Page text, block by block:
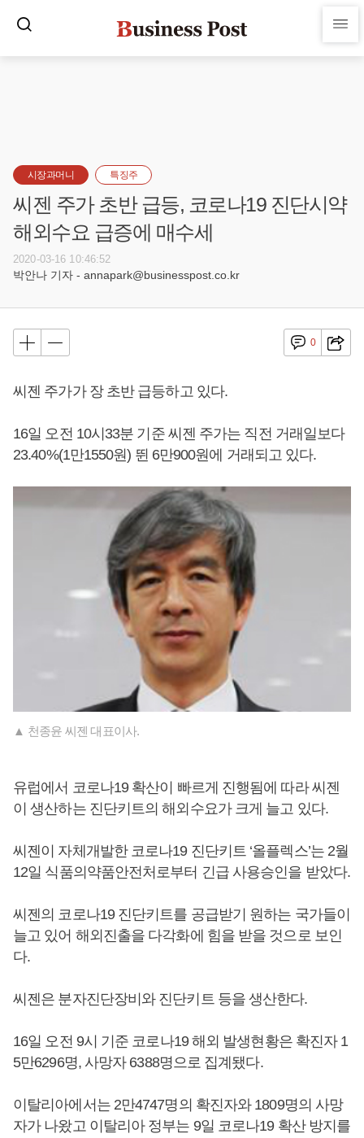
시장과머니 특징주
씨젠 주가 초반 급등, 코로나19 진단시약
해외수요 급증에 매수세
2020-03-16 10:46:52
박안나 기자 - annapark@businesspost.co.kr
0
씨젠 주가가 장 초반 급등하고 있다.
16일 오전 10시33분 기준 씨젠 주가는 직전 거래일보다
23.40%(1만1550원) 뛴 6만900원에 거래되고 있다.
▲ 천종윤 씨젠 대표이사.
유럽에서 코로나19 확산이 빠르게 진행됨에 따라 씨젠
이 생산하는 진단키트의 해외수요가 크게 늘고 있다.
씨젠이 자체개발한 코로나19 진단키트 ‘올플렉스’는 2월
12일 식품의약품안전처로부터 긴급 사용승인을 받았다.
씨젠의 코로나19 진단키트를 공급받기 원하는 국가들이
늘고 있어 해외진출을 다각화에 힘을 받을 것으로 보인
다.
씨젠은 분자진단장비와 진단키트 등을 생산한다.
16일 오전 9시 기준 코로나19 해외 발생현황은 확진자 1
5만6296명, 사망자 6388명으로 집계됐다.
이탈리아에서는 2만4747명의 확진자와 1809명의 사망
자가 나왔고 이탈리아 정부는 9일 코로나19 확산 방지를